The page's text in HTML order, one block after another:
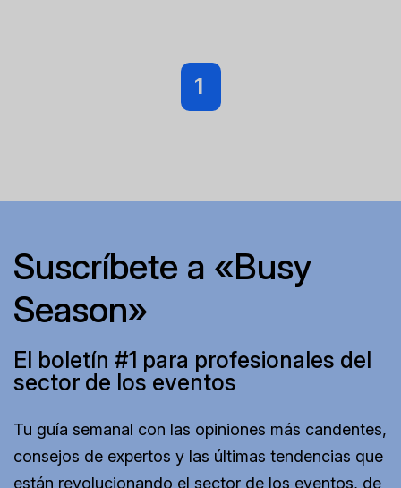
1
Suscríbete a «Busy
Season»
El boletín #1 para profesionales del
sector de los eventos
Tu guía semanal con las opiniones más candentes,
consejos de expertos y las últimas tendencias que
están revolucionando el sector de los eventos, de